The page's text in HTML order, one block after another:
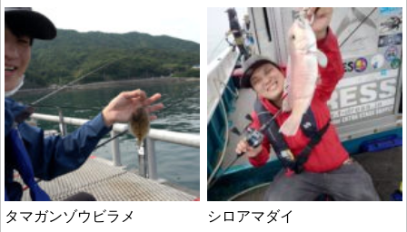
タマガンゾウビラメ シロアマダイ